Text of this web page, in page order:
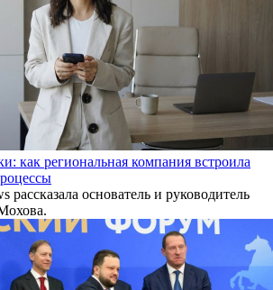
как региональная компания встроила
рассказала основатель и руководитель